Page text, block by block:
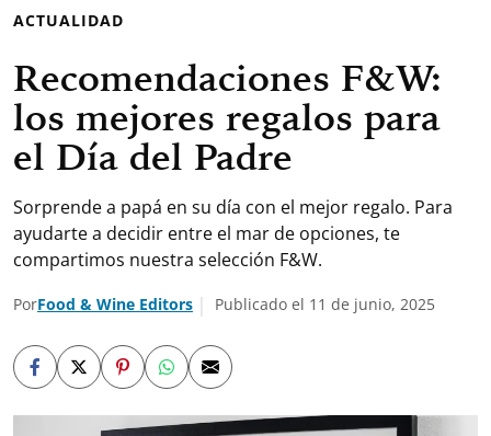
ACTUALIDAD
Recomendaciones F&W:
los mejores regalos para
el Día del Padre
Sorprende a papá en su día con el mejor regalo. Para
ayudarte a decidir entre el mar de opciones, te
compartimos nuestra selección F&W.
PorFood & Wine Editors Publicado el 11 de junio, 2025